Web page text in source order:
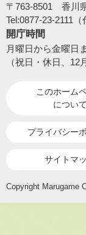
〒763-8501 香川
Tel:0877-23-2111（
開庁時間
月曜日から金曜日
（祝日・休日、12
このホーム
について
プライバシー
サイトマ
Copyright Marugame